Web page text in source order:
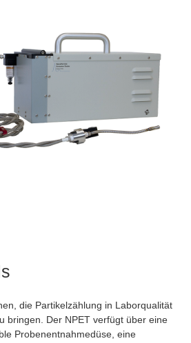
die Partikelzählung in Laborqualität
bringen. Der NPET verfügt über eine
Probenentnahmedüse, eine